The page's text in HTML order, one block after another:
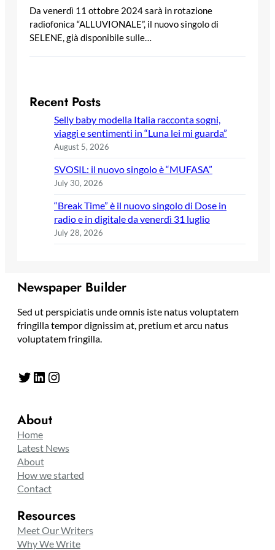
Da venerdì 11 ottobre 2024 sarà in rotazione
radiofonica “ALLUVIONALE”, il nuovo singolo di
SELENE, già disponibile sulle…
Recent Posts
Selly baby modella Italia racconta sogni,
viaggi e sentimenti in “Luna lei mi guarda”
August 5, 2026
SVOSIL: il nuovo singolo è “MUFASA”
July 30, 2026
“Break Time” è il nuovo singolo di Dose in
radio e in digitale da venerdì 31 luglio
July 28, 2026
Newspaper Builder
Sed ut perspiciatis unde omnis iste natus voluptatem
fringilla tempor dignissim at, pretium et arcu natus
voluptatem fringilla.
Twitter LinkedIn Instagram
About
Home
Latest News
About
How we started
Contact
Resources
Meet Our Writers
Why We Write